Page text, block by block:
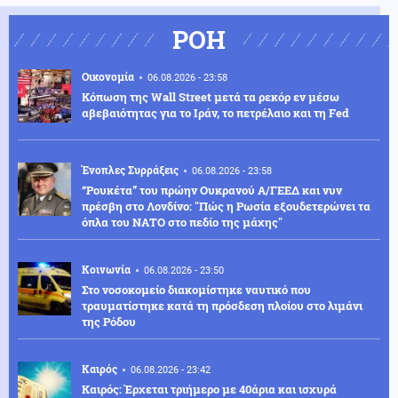
ΡΟΗ
Οικονομία 06.08.2026 - 23:58
Κόπωση της Wall Street μετά τα ρεκόρ εν μέσω
αβεβαιότητας για το Ιράν, το πετρέλαιο και τη Fed
Ένοπλες Συρράξεις 06.08.2026 - 23:58
“Ρουκέτα” του πρώην Ουκρανού Α/ΓΕΕΔ και νυν
πρέσβη στο Λονδίνο: "Πώς η Ρωσία εξουδετερώνει τα
όπλα του ΝΑΤΟ στο πεδίο της μάχης"
Κοινωνία 06.08.2026 - 23:50
Στο νοσοκομείο διακομίστηκε ναυτικό που
τραυματίστηκε κατά τη πρόσδεση πλοίου στο λιμάνι
της Ρόδου
Καιρός 06.08.2026 - 23:42
Καιρός: Έρχεται τριήμερο με 40άρια και ισχυρά